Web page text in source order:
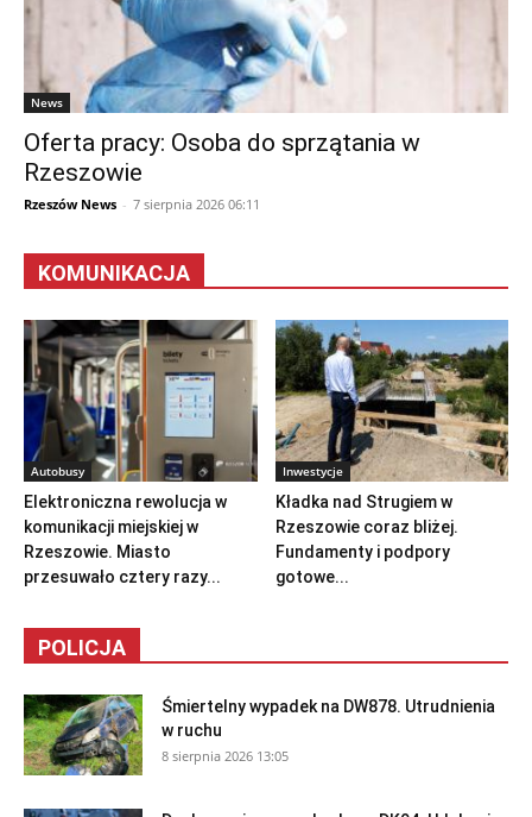
News
Oferta pracy: Osoba do sprzątania w
Rzeszowie
Rzeszów News - 7 sierpnia 2026 06:11
KOMUNIKACJA
Autobusy
Elektroniczna rewolucja w
komunikacji miejskiej w
Rzeszowie. Miasto
przesuwało cztery razy...
Inwestycje
Kładka nad Strugiem w
Rzeszowie coraz bliżej.
Fundamenty i podpory
gotowe...
POLICJA
Śmiertelny wypadek na DW878. Utrudnienia
w ruchu
8 sierpnia 2026 13:05